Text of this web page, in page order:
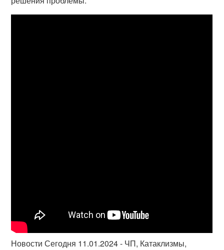
Новости Сегодня 11.01.2024 - ЧП, Катаклизмы,